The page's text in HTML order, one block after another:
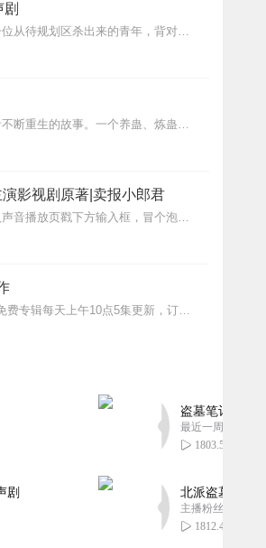
【内容简介】灾变过后，大地满目疮痍。粮食匮乏，资源紧俏，局势混乱……一位从待规划区杀出来的青年，背对着漫天黄沙，孤身来到九区谋生，却不曾想偶然结识三五好友，一念...
内容简介【黑暗文反派流封神之作】人是万物之灵，蛊是天地真精。一个穿越者不断重生的故事。一个养蛊、炼蛊、用蛊的奇特世界。配音组（男角色）老宝玉旁白...
影视剧原著|卖报小郎君
【冒泡有奖】听说杨千幻那厮要与我一较高下，我许七安要开始装叉了！快进入声音播放页戳下方输入框，冒个泡偷偷告诉我，我要用哪些诗词才能胜过他？说得好的，有赏！202...
>>更多好听不套路的燃情有声剧，尽在燃番啦剧场↓年度重磅推荐本专辑为VIP免费专辑每天上午10点5集更新，订阅可以听到最新内容哦！每周抽一个专辑五星优质评论送...
剧
盗墓笔记 全8
最近一周更新
1803.50万
北派盗墓笔记
主播粉丝1659万
1812.46万